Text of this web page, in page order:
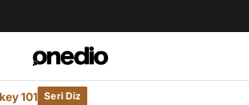
101 Seri Diz